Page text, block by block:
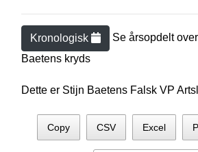
Kronologisk Se årsopdelt
Baetens kryds
Dette er Stijn Baetens Falsk VP
Copy CSV Excel